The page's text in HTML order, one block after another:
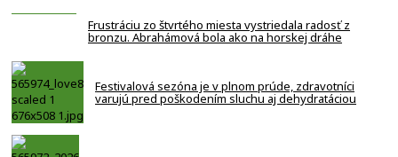
Frustráciu zo štvrtého miesta vystriedala radosť z
bronzu. Abrahámová bola ako na horskej dráhe
Festivalová sezóna je v plnom prúde, zdravotníci
varujú pred poškodením sluchu aj dehydratáciou